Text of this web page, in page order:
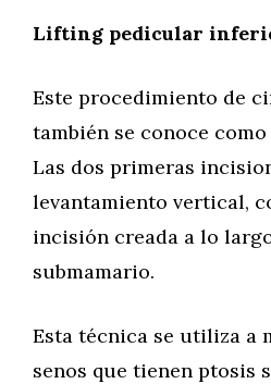
Lifting pedicular
Este procedimiento de
también se conoce
Las dos primeras
levantamiento vertical,
incisión creada a lo
submamario.
Esta técnica se utiliza a
senos que tienen ptosis